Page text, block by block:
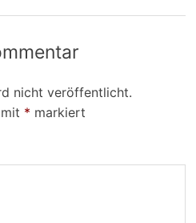
nicht veröffentlicht.
* markiert